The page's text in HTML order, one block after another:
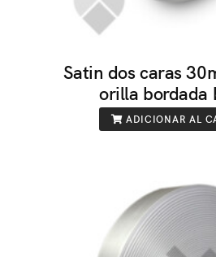
Satin dos caras
orilla bordada
ADICIONAR AL